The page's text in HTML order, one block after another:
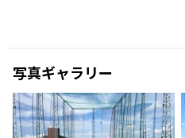
写真ギャラリー